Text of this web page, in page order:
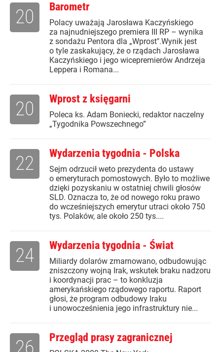
Barometr
Polacy uważają Jarosława Kaczyńskiego
za najnudniejszego premiera III RP – wynika
z sondażu Pentora dla „Wprost".Wynik jest
o tyle zaskakujący, że o rządach Jarosława
Kaczyńskiego i jego wicepremierów Andrzeja
Leppera i Romana...
20
Wprost z księgarni
Poleca ks. Adam Boniecki, redaktor naczelny
„Tygodnika Powszechnego”
20
Wydarzenia tygodnia - Polska
Sejm odrzucił weto prezydenta do ustawy
o emeryturach pomostowych. Było to możliwe
dzięki pozyskaniu w ostatniej chwili głosów
SLD. Oznacza to, że od nowego roku prawo
do wcześniejszych emerytur utraci około 750
tys. Polaków, ale około 250 tys....
22
Wydarzenia tygodnia - Świat
Miliardy dolarów zmarnowano, odbudowując
zniszczony wojną Irak, wskutek braku nadzoru
i koordynacji prac – to konkluzja
amerykańskiego rządowego raportu. Raport
głosi, że program odbudowy Iraku
i unowocześnienia jego infrastruktury nie...
24
Przegląd prasy zagranicznej
26